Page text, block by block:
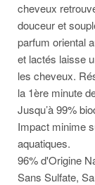
cheveux
douceur et
parfum oriental
et lactés laisse
les cheveux.
la 1ère minute
Jusqu’à 99%
Impact minime
aquatiques.
96% d'Origine
Sans Sulfate,